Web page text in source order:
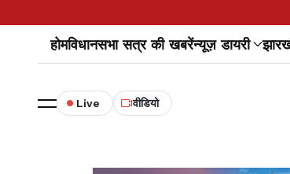
होमविधानसभा सत्र की खबरेंन्यूज़ डायरी
Live वीडियो